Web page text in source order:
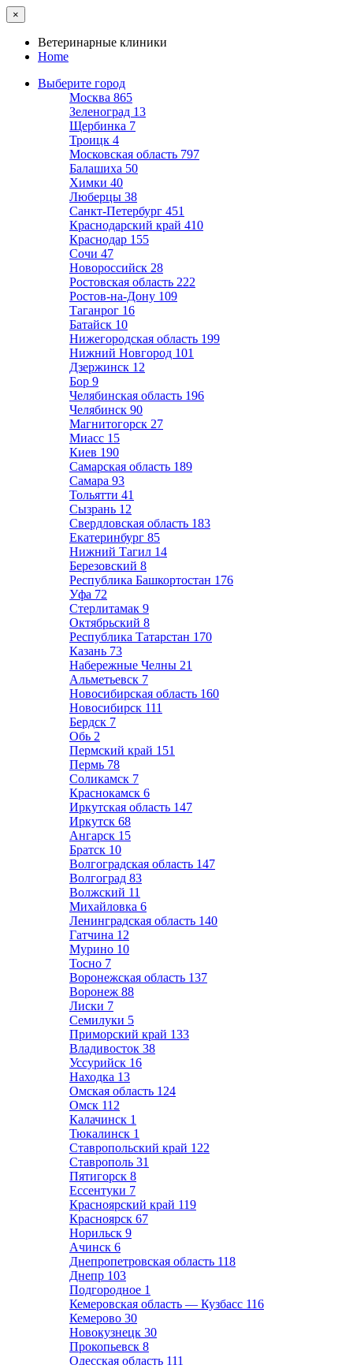
×
Ветеринарные клиники
Home
Выберите город
Москва 865
Зеленоград 13
Щербинка 7
Троицк 4
Московская область 797
Балашиха 50
Химки 40
Люберцы 38
Санкт-Петербург 451
Краснодарский край 410
Краснодар 155
Сочи 47
Новороссийск 28
Ростовская область 222
Ростов-на-Дону 109
Таганрог 16
Батайск 10
Нижегородская область 199
Нижний Новгород 101
Дзержинск 12
Бор 9
Челябинская область 196
Челябинск 90
Магнитогорск 27
Миасс 15
Киев 190
Самарская область 189
Самара 93
Тольятти 41
Сызрань 12
Свердловская область 183
Екатеринбург 85
Нижний Тагил 14
Березовский 8
Республика Башкортостан 176
Уфа 72
Стерлитамак 9
Октябрьский 8
Республика Татарстан 170
Казань 73
Набережные Челны 21
Альметьевск 7
Новосибирская область 160
Новосибирск 111
Бердск 7
Обь 2
Пермский край 151
Пермь 78
Соликамск 7
Краснокамск 6
Иркутская область 147
Иркутск 68
Ангарск 15
Братск 10
Волгоградская область 147
Волгоград 83
Волжский 11
Михайловка 6
Ленинградская область 140
Гатчина 12
Мурино 10
Тосно 7
Воронежская область 137
Воронеж 88
Лиски 7
Семилуки 5
Приморский край 133
Владивосток 38
Уссурийск 16
Находка 13
Омская область 124
Омск 112
Калачинск 1
Тюкалинск 1
Ставропольский край 122
Ставрополь 31
Пятигорск 8
Ессентуки 7
Красноярский край 119
Красноярск 67
Норильск 9
Ачинск 6
Днепропетровская область 118
Днепр 103
Подгородное 1
Кемеровская область — Кузбасс 116
Кемерово 30
Новокузнецк 30
Прокопьевск 8
Одесская область 111